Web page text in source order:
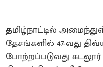
தமிழ்நாட்டில்
தேசங்களில் 47-வது
போற்றப்படுவது